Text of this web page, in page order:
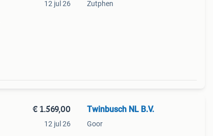
12 jul 26 Zutphen
€ 1.569,00
12 jul 26
Twinbusch NL B.V.
Goor